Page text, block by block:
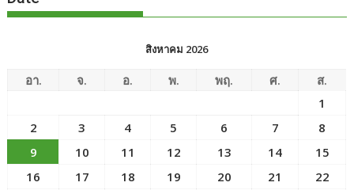
สิงหาคม 2026
อา. จ. อ. พ. พฤ. ศ.
ส.
1
2
3 4 5 6 7
8
9
10 11 12 13 14
15
16
17 18 19 20 21
22